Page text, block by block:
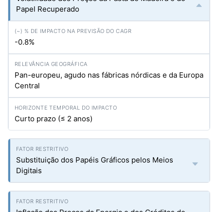
Papel Recuperado
-0.8%
Pan-europeu, agudo nas fábricas nórdicas e da Europa
Central
Curto prazo (≤ 2 anos)
Substituição dos Papéis Gráficos pelos Meios
Digitais